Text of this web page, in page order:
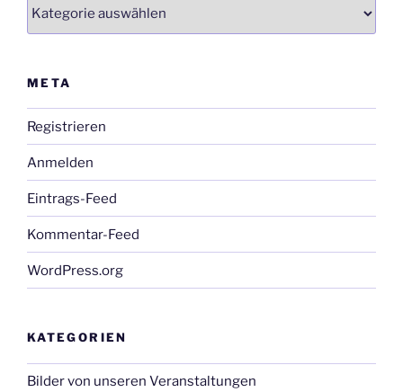
META
Registrieren
Anmelden
Eintrags-Feed
Kommentar-Feed
WordPress.org
KATEGORIEN
Bilder von unseren Veranstaltungen